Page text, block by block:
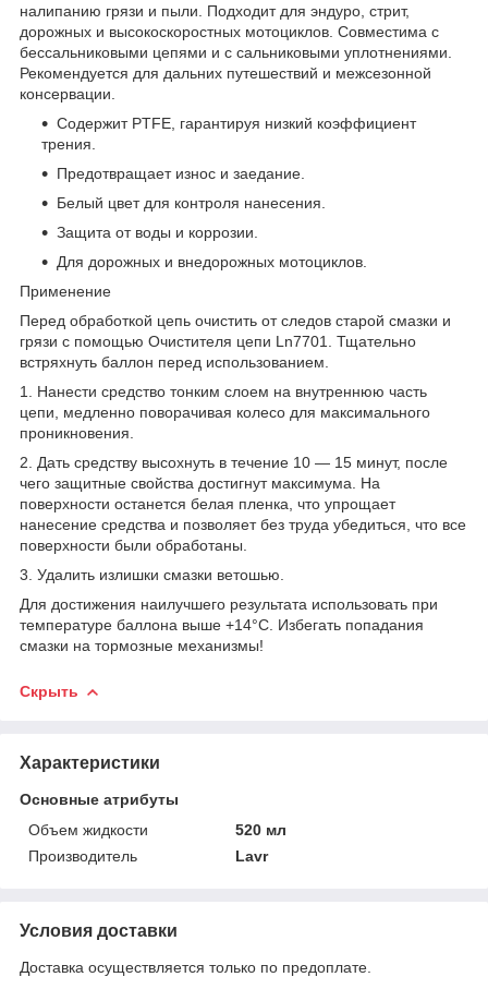
налипанию грязи и пыли. Подходит для эндуро, стрит,
дорожных и высокоскоростных мотоциклов. Совместима с
бессальниковыми цепями и с сальниковыми уплотнениями.
Рекомендуется для дальних путешествий и межсезонной
консервации.
Содержит PTFE, гарантируя низкий коэффициент
трения.
Предотвращает износ и заедание.
Белый цвет для контроля нанесения.
Защита от воды и коррозии.
Для дорожных и внедорожных мотоциклов.
Применение
Перед обработкой цепь очистить от следов старой смазки и
грязи с помощью Очистителя цепи Ln7701. Тщательно
встряхнуть баллон перед использованием.
1. Нанести средство тонким слоем на внутреннюю часть
цепи, медленно поворачивая колесо для максимального
проникновения.
2. Дать средству высохнуть в течение 10 — 15 минут, после
чего защитные свойства достигнут максимума. На
поверхности останется белая пленка, что упрощает
нанесение средства и позволяет без труда убедиться, что все
поверхности были обработаны.
3. Удалить излишки смазки ветошью.
Для достижения наилучшего результата использовать при
температуре баллона выше +14°C. Избегать попадания
смазки на тормозные механизмы!
Скрыть
Характеристики
Основные атрибуты
Объем жидкости
520 мл
Производитель
Lavr
Условия доставки
Доставка осуществляется только по предоплате.